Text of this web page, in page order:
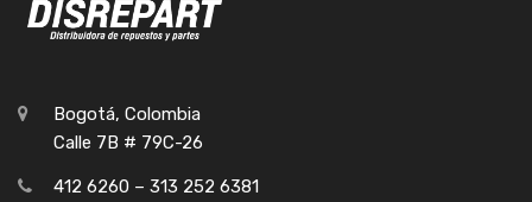
Bogotá, Colombia
Calle 7B # 79C-26
412 6260 – 313 252 6381